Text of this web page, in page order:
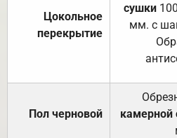
Цокольное
перекрытие
сушки
мм. с
Пол черновой
камерной